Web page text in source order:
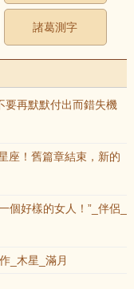
諸葛測字
要再默默付出而錯失機
座！舊篇章結束，新的
個好樣的女人！”_伴侶_
_木星_滿月